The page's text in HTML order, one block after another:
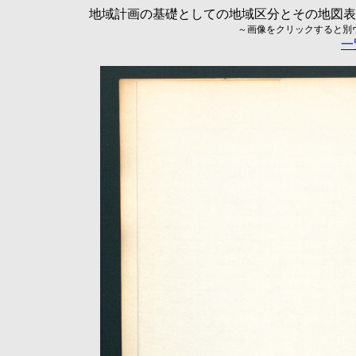
地域計画の基礎としての地域区分とその地
～画像をクリックすると
一